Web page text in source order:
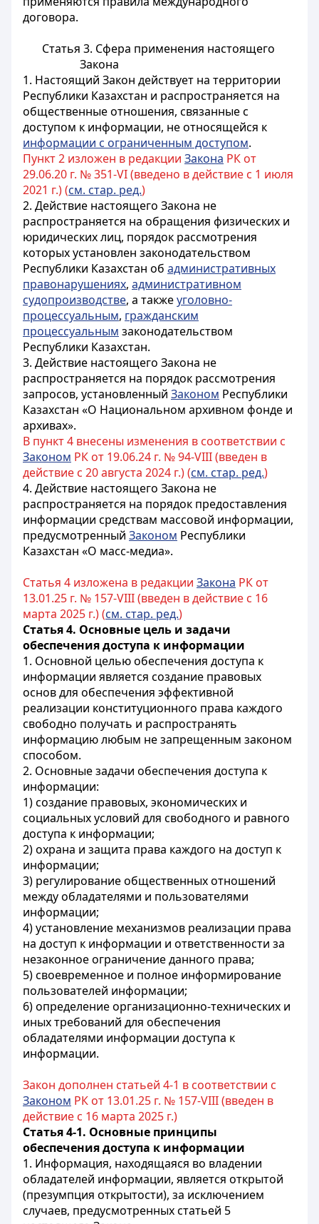
договора.
Статья 3. Сфера применения настоящего
Закона
1. Настоящий Закон действует на территории
Республики Казахстан и распространяется на
общественные отношения, связанные с
доступом к информации, не относящейся к
информации с ограниченным доступом.
Пункт 2 изложен в редакции Закона РК от
29.06.20 г. № 351-VI (введено в действие с 1 июля
2021 г.) (см. стар. ред.)
2. Действие настоящего Закона не
распространяется на обращения физических и
юридических лиц, порядок рассмотрения
которых установлен законодательством
Республики Казахстан об административных
правонарушениях, административном
судопроизводстве, а такжеуголовно-
процессуальным, гражданским
процессуальным законодательством
Республики Казахстан.
3. Действие настоящего Закона не
распространяется на порядок рассмотрения
запросов, установленный Законом Республики
Казахстан «О Национальном архивном фонде и
архивах».
В пункт 4 внесены изменения в соответствии с
Законом РК от 19.06.24 г. № 94-VIII (введен в
действие с 20 августа 2024 г.) (см. стар. ред.)
4. Действие настоящего Закона не
распространяется на порядок предоставления
информации средствам массовой информации,
предусмотренный Законом Республики
Казахстан «О масс-медиа».
Статья 4 изложена в редакции Закона РК от
13.01.25 г. № 157-VIII (введен в действие с 16
марта 2025 г.) (см. стар. ред.)
Статья 4. Основные цель и задачи
обеспечения доступа к информации
1. Основной целью обеспечения доступа к
информации является создание правовых
основ для обеспечения эффективной
реализации конституционного права каждого
свободно получать и распространять
информацию любым не запрещенным законом
способом.
2. Основные задачи обеспечения доступа к
информации:
1) создание правовых, экономических и
социальных условий для свободного и равного
доступа к информации;
2) охрана и защита права каждого на доступ к
информации;
3) регулирование общественных отношений
между обладателями и пользователями
информации;
4) установление механизмов реализации права
на доступ к информации и ответственности за
незаконное ограничение данного права;
5) своевременное и полное информирование
пользователей информации;
6) определение организационно-технических и
иных требований для обеспечения
обладателями информации доступа к
информации.
Закон дополнен статьей 4-1 в соответствии с
Законом РК от 13.01.25 г. № 157-VIII (введен в
действие с 16 марта 2025 г.)
Статья 4-1. Основные принципы
обеспечения доступа к информации
1. Информация, находящаяся во владении
обладателей информации, является открытой
(презумпция открытости), за исключением
случаев, предусмотренных статьей 5